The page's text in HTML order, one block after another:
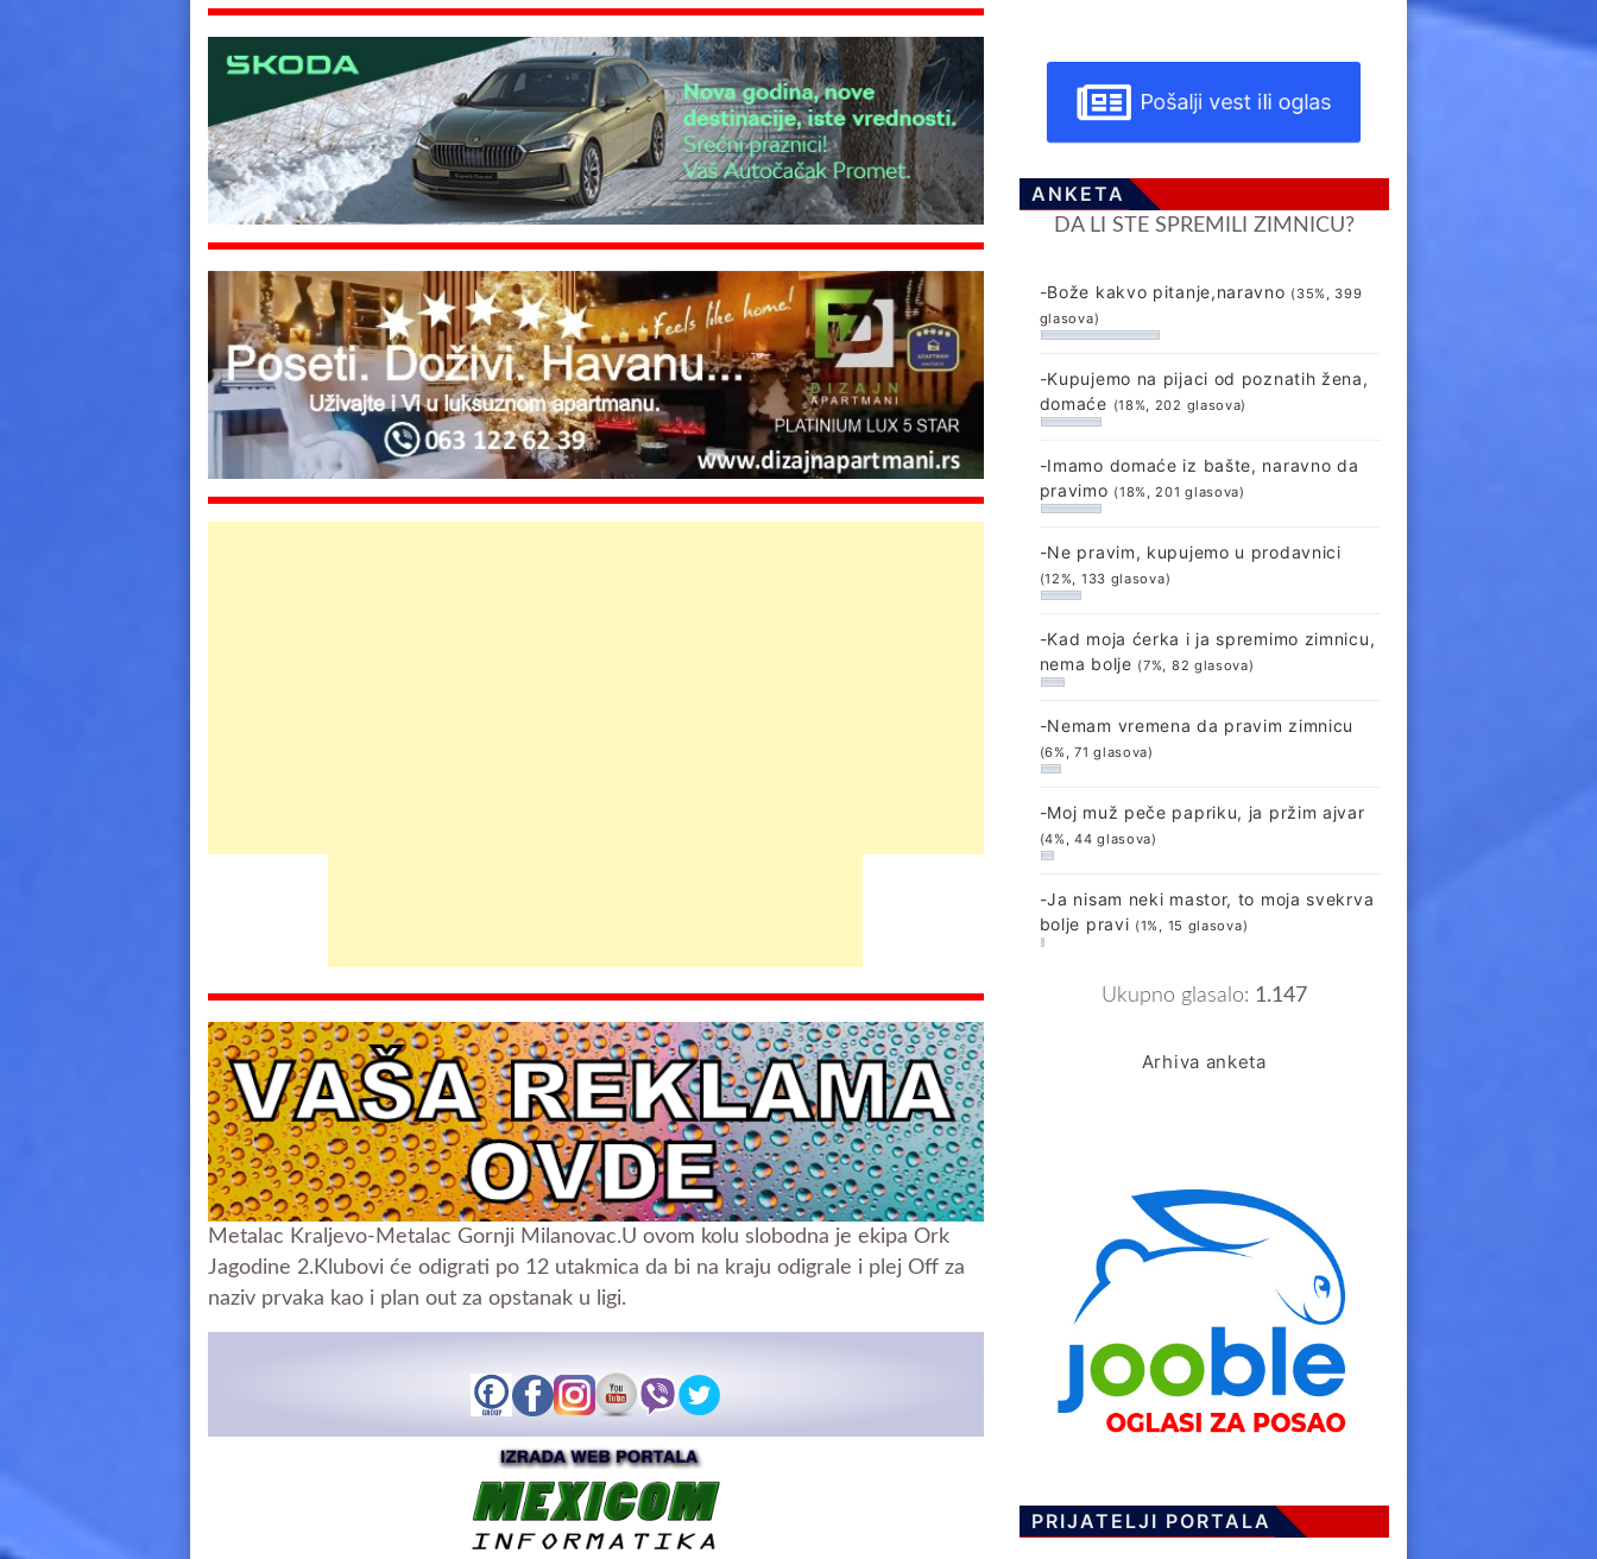
Metalac Kraljevo-Metalac Gornji Milanovac.U ovom kolu slobodna je ekipa Ork
Jagodine 2.Klubovi će odigrati po 12 utakmica da bi na kraju odigrale i plej Off za
naziv prvaka kao i plan out za opstanak u ligi.
Pošalji vest ili oglas
ANKETA
DA LI STE SPREMILI ZIMNICU?
-Bože kakvo pitanje,naravno (35%, 399
glasova)
-Kupujemo na pijaci od poznatih žena,
domaće (18%, 202 glasova)
-Imamo domaće iz bašte, naravno da
pravimo (18%, 201 glasova)
-Ne pravim, kupujemo u prodavnici
(12%, 133 glasova)
-Kad moja ćerka i ja spremimo zimnicu,
nema bolje (7%, 82 glasova)
-Nemam vremena da pravim zimnicu
(6%, 71 glasova)
-Moj muž peče papriku, ja pržim ajvar
(4%, 44 glasova)
-Ja nisam neki mastor, to moja svekrva
bolje pravi (1%, 15 glasova)
Ukupno glasalo: 1.147
Arhiva anketa
PRIJATELJI PORTALA